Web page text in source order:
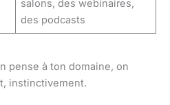
salons, des webinaires,
des podcasts
pense à ton domaine, on
instinctivement.